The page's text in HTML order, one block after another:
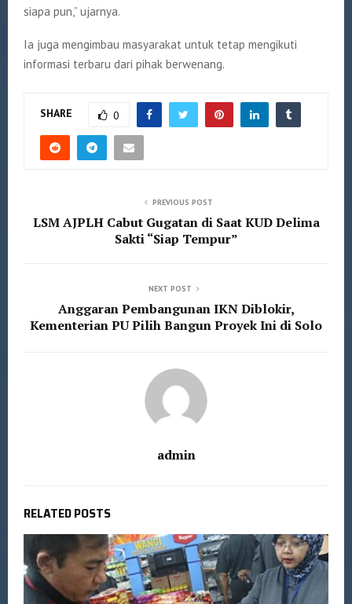
siapa pun,” ujarnya.
Ia juga mengimbau masyarakat untuk tetap mengikuti
informasi terbaru dari pihak berwenang.
SHARE 0
PREVIOUS POST
LSM AJPLH Cabut Gugatan di Saat KUD Delima
Sakti “Siap Tempur”
NEXT POST
Anggaran Pembangunan IKN Diblokir,
Kementerian PU Pilih Bangun Proyek Ini di Solo
admin
RELATED POSTS